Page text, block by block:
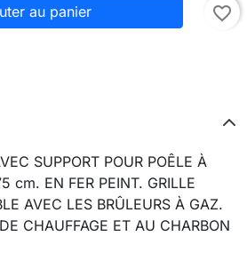
au panier favorite_border
SUPPORT POUR POÊLE À
cm. EN FER PEINT. GRILLE
AVEC LES BRÛLEURS À GAZ.
CHAUFFAGE ET AU CHARBON